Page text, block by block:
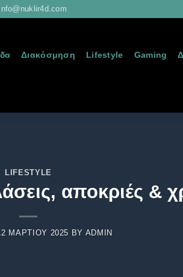
info@nuklir4d.com
Διακόσμηση Lifestyle Gaming
LIFESTYLE
αποκριές &
ΜΑΡΤΊΟΥ 2025 BY ADMIN